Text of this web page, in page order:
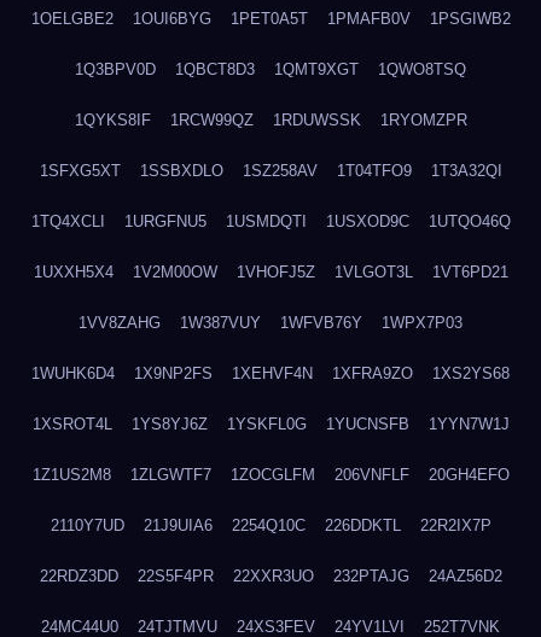
1OELGBE2 1OUI6BYG 1PET0A5T 1PMAFB0V 1PSGIWB2
1Q3BPV0D 1QBCT8D3 1QMT9XGT 1QWO8TSQ
1QYKS8IF 1RCW99QZ 1RDUWSSK 1RYOMZPR
1SFXG5XT 1SSBXDLO 1SZ258AV 1T04TFO9 1T3A32QI
1TQ4XCLI 1URGFNU5 1USMDQTI 1USXOD9C 1UTQO46Q
1UXXH5X4 1V2M00OW 1VHOFJ5Z 1VLGOT3L 1VT6PD21
1VV8ZAHG 1W387VUY 1WFVB76Y 1WPX7P03
1WUHK6D4 1X9NP2FS 1XEHVF4N 1XFRA9ZO 1XS2YS68
1XSROT4L 1YS8YJ6Z 1YSKFL0G 1YUCNSFB 1YYN7W1J
1Z1US2M8 1ZLGWTF7 1ZOCGLFM 206VNFLF 20GH4EFO
2110Y7UD 21J9UIA6 2254Q10C 226DDKTL 22R2IX7P
22RDZ3DD 22S5F4PR 22XXR3UO 232PTAJG 24AZ56D2
24MC44U0 24TJTMVU 24XS3FEV 24YV1LVI 252T7VNK